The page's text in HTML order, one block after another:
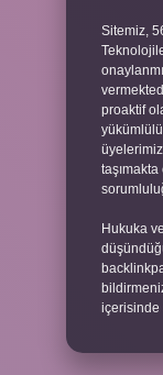
Sitemiz,
proaktif
Hukuka
içerisinde